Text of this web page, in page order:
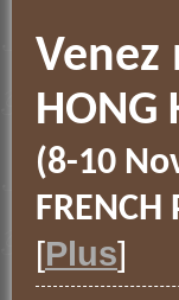
HONG
(8-10
FRENCH
[Plus]